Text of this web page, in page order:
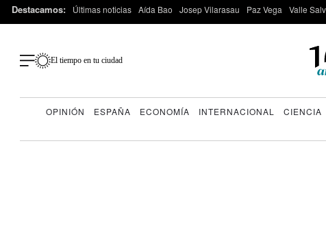
Destacamos: Últimas noticias Aída Bao Josep Vilarasau Paz Vega Valle
El tiempo en tu ciudad
OPINIÓN ESPAÑA ECONOMÍA INTERNACIONAL CIENCIA